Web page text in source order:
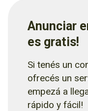
Anunciar
es gratis!
Si tenés un
ofrecés un
empezá a
rápido y fácil!